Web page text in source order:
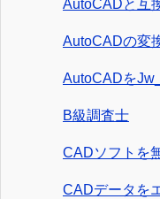
AutoCADと互
AutoCADの変
AutoCADを
B級調査士
CADソフトを
CADデータを